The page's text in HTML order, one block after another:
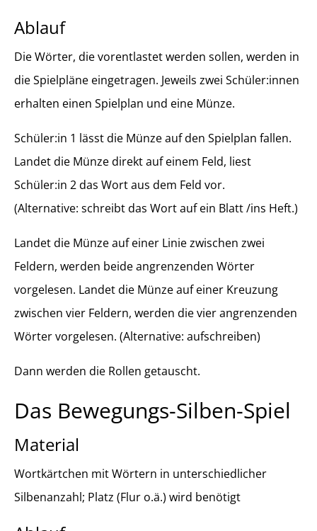
Ablauf
Die Wörter, die vorentlastet werden sollen, werden in
die Spielpläne eingetragen. Jeweils zwei Schüler:innen
erhalten einen Spielplan und eine Münze.
Schüler:in 1 lässt die Münze auf den Spielplan fallen.
Landet die Münze direkt auf einem Feld, liest
Schüler:in 2 das Wort aus dem Feld vor.
(Alternative: schreibt das Wort auf ein Blatt /ins Heft.)
Landet die Münze auf einer Linie zwischen zwei
Feldern, werden beide angrenzenden Wörter
vorgelesen. Landet die Münze auf einer Kreuzung
zwischen vier Feldern, werden die vier angrenzenden
Wörter vorgelesen. (Alternative: aufschreiben)
Dann werden die Rollen getauscht.
Das Bewegungs-Silben-Spiel
Material
Wortkärtchen mit Wörtern in unterschiedlicher
Silbenanzahl; Platz (Flur o.ä.) wird benötigt